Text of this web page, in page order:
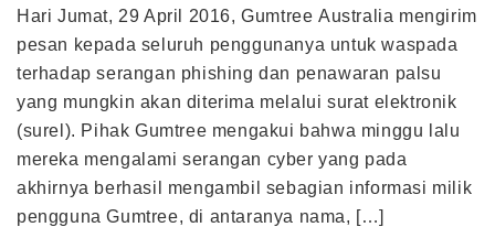
Hari Jumat, 29 April 2016, Gumtree Australia mengirim
pesan kepada seluruh penggunanya untuk waspada
terhadap serangan phishing dan penawaran palsu
yang mungkin akan diterima melalui surat elektronik
(surel). Pihak Gumtree mengakui bahwa minggu lalu
mereka mengalami serangan cyber yang pada
akhirnya berhasil mengambil sebagian informasi milik
pengguna Gumtree, di antaranya nama, […]